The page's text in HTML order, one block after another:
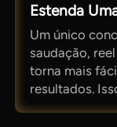
Estenda
Um único
saudação,
torna mais
resultados.